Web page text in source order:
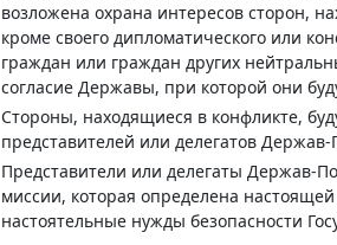
возложена охрана интересов сторон,
кроме своего дипломатического или
граждан или граждан других
согласие Державы, при которой они
Стороны, находящиеся в конфликте,
представителей или делегатов
Представители или делегаты Держав-
миссии, которая определена
настоятельные нужды безопасности